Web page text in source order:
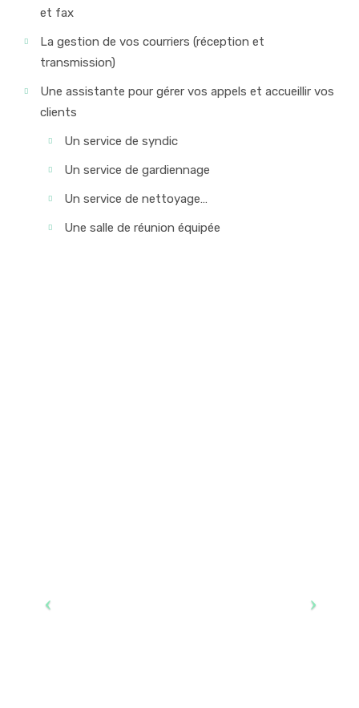
et fax
La gestion de vos courriers (réception et
transmission)
Une assistante pour gérer vos appels et accueillir vos
clients
Un service de syndic
Un service de gardiennage
Un service de nettoyage…
Une salle de réunion équipée